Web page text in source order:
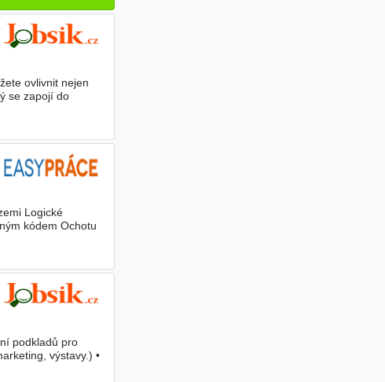
ovlivnit nejen
se zapojí do
Logické
kódem Ochotu
podkladů pro
výstavy.) •